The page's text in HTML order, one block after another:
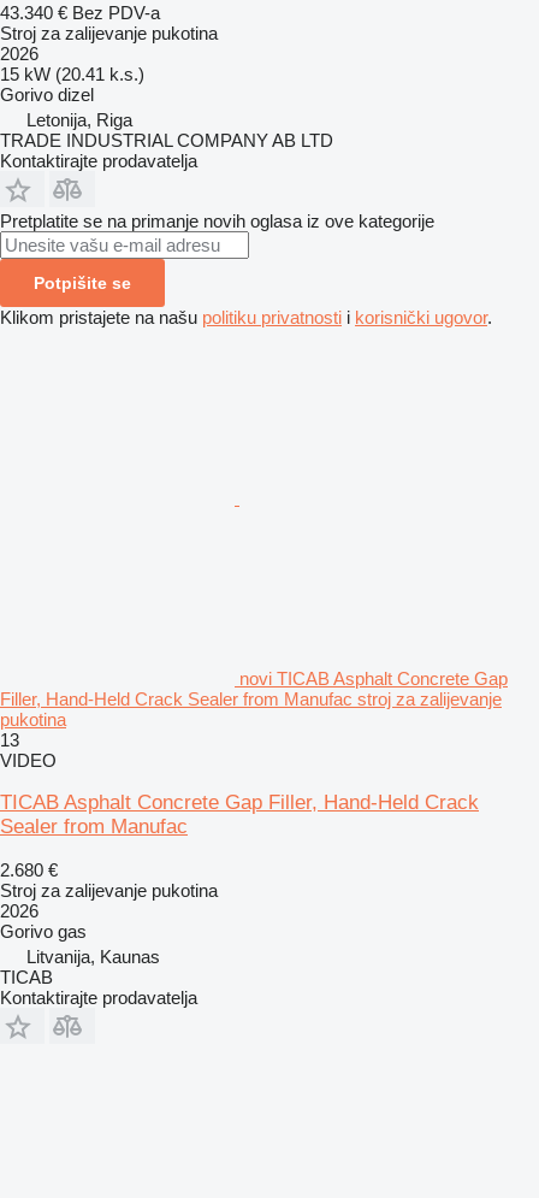
43.340 € Bez PDV-a
Stroj za zalijevanje pukotina
2026
15 kW (20.41 k.s.)
Gorivo dizel
Letonija, Riga
TRADE INDUSTRIAL COMPANY AB LTD
Kontaktirajte prodavatelja
Pretplatite se na primanje novih oglasa iz ove kategorije
Potpišite se
Klikom pristajete na našu politiku privatnosti i korisnički ugovor.
novi TICAB Asphalt Concrete Gap
Filler, Hand-Held Crack Sealer from Manufac stroj za zalijevanje
pukotina
13
VIDEO
TICAB Asphalt Concrete Gap Filler, Hand-Held Crack
Sealer from Manufac
2.680 €
Stroj za zalijevanje pukotina
2026
Gorivo gas
Litvanija, Kaunas
TICAB
Kontaktirajte prodavatelja